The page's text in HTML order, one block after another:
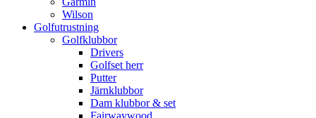
Wilson
Golfutrustning
Golfklubbor
Drivers
Golfset herr
Putter
Järnklubbor
Dam klubbor & set
Fairwaywood